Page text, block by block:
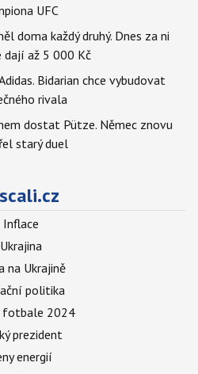
UFC
doma každý druhý. Dnes za ni
dají až 5 000 Kč
Bidarian chce vybudovat
rivala
dostat Pütze. Němec znovu
starý duel
Inflace
Ukrajina
na Ukrajině
politika
fotbale 2024
prezident
energií